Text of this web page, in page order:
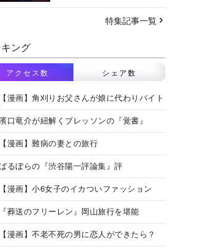
特集記事一覧
ング
アクセス数 シェア数
【漫画】角刈りお父さんが娘に代わりバイト
口竜介が紐解くブレッソンの『覚書』
【漫画】難病の妻との旅行
るぼらの『渋谷陽一評論集』評
【漫画】小6女子のイカついファッション
『葬送のフリーレン』岡山旅行を堪能
【漫画】不老不死の男に恋人ができたら？